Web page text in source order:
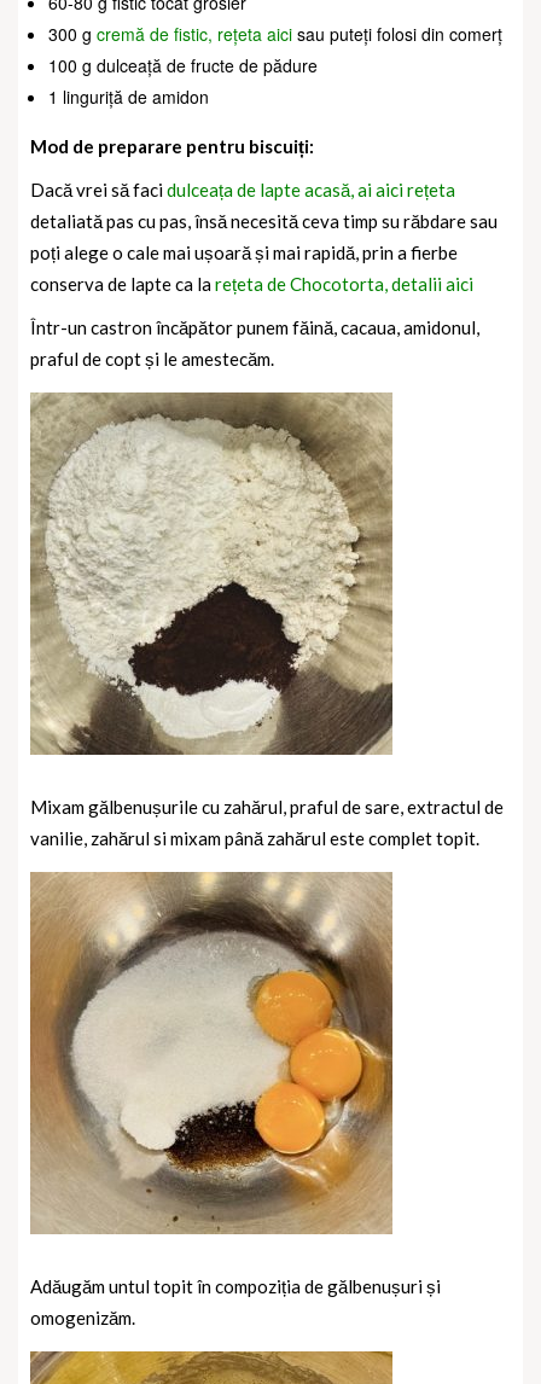
300 g cremă de fistic, rețeta aici sau puteți folosi din comerț
100 g dulceață de fructe de pădure
1 linguriță de amidon
Mod de preparare pentru biscuiți:
Dacă vrei să facidulceața de lapte acasă, ai aici rețeta
detaliată pas cu pas, însă necesită ceva timp su răbdare sau
poți alege o cale mai ușoară și mai rapidă, prin a fierbe
conserva de lapte ca larețeta de Chocotorta, detalii aici
Într-un castron încăpător punem făină, cacaua, amidonul,
praful de copt și le amestecăm.
Mixam gălbenușurile cu zahărul, praful de sare, extractul de
vanilie, zahărul si mixam până zahărul este complet topit.
Adăugăm untul topit în compoziția de gălbenușuri și
omogenizăm.